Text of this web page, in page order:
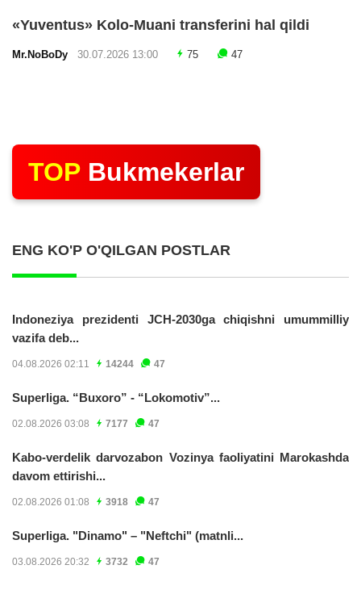
«Yuventus» Kolo-Muani transferini hal qildi
Mr.NoBoDy 30.07.2026 13:00 75 47
TOP Bukmekerlar
ENG KO'P O'QILGAN POSTLAR
Indoneziya prezidenti JCH-2030ga chiqishni umummilliy
vazifa deb...
04.08.2026 02:11 14244 47
Superliga. “Buxoro” - “Lokomotiv”...
02.08.2026 03:08 7177 47
Kabo-verdelik darvozabon Vozinya faoliyatini Marokashda
davom ettirishi...
02.08.2026 01:08 3918 47
Superliga. "Dinamo" – "Neftchi" (matnli...
03.08.2026 20:32 3732 47